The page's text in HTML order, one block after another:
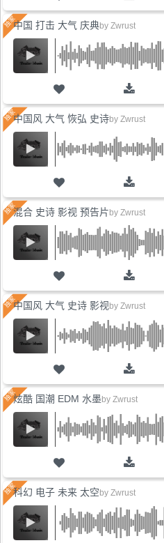
中国 打击 大气 庆典by Zwrust
中国风 大气 恢弘 史诗by Zwrust
混合 史诗 影视 预告片 by Zwrust
中国风 大气 史诗 影视 by Zwrust
炫酷 国潮 EDM 水墨by Zwrust
科幻 电子 未来 太空 by Zwrust